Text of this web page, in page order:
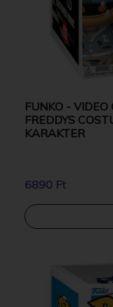
FUNKO - VIDEO
FREDDYS
KARAKTER
6890 Ft